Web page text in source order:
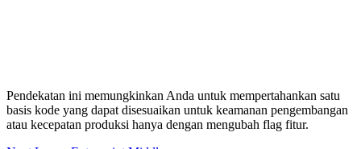
Pendekatan ini memungkinkan Anda untuk mempertahankan satu
basis kode yang dapat disesuaikan untuk keamanan pengembangan
atau kecepatan produksi hanya dengan mengubah flag fitur.